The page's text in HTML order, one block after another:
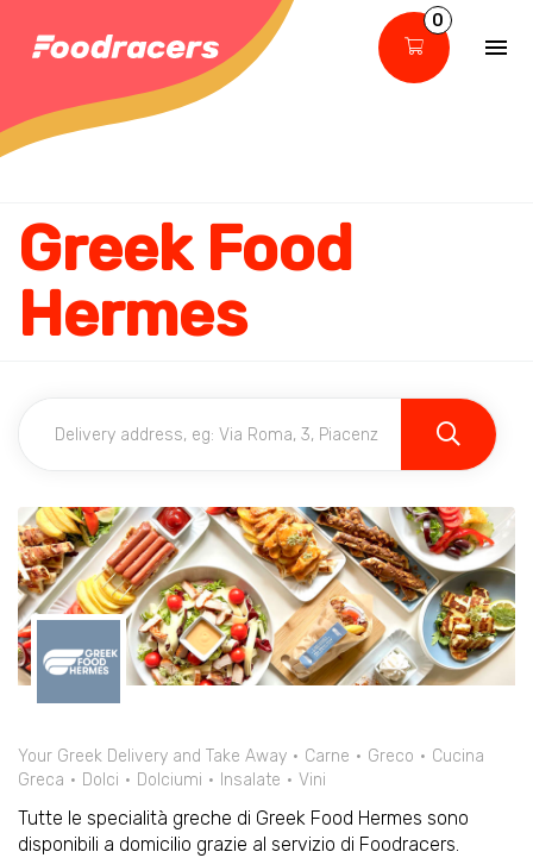
0
Greek Food
Hermes
Your Greek Delivery and Take Away Carne Greco
Cucina
Greca
Dolci Dolciumi Insalate Vini
Tutte le specialità greche di Greek Food Hermes sono
disponibili a domicilio grazie al servizio di Foodracers.